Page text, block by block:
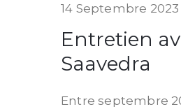
14 Septembre 2023
Entretien
Saavedra
Entre septembre